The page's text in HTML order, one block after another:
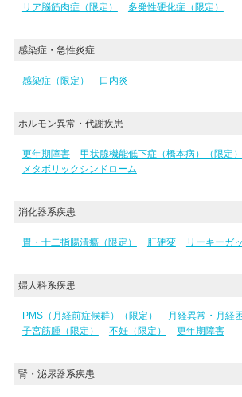
リア脳筋肉症（限定）
多発性硬化症（限定）
感染症・急性炎症
感染症（限定） 口内炎
ホルモン異常・代謝疾患
更年期障害 甲状腺機能低下症（橋本病）（限定）
メタボリックシンドローム
消化器系疾患
胃・十二指腸潰瘍（限定） 肝硬変 リーキーガ
婦人科系疾患
PMS（月経前症候群）（限定） 月経異常・月経
子宮筋腫（限定）
不妊（限定） 更年期障害
腎・泌尿器系疾患